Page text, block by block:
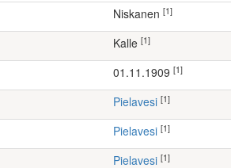
Niskanen [1]
Kalle [1]
01.11.1909 [1]
Pielavesi [1]
Pielavesi [1]
Pielavesi [1]